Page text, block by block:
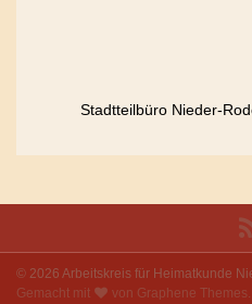
Stadtteilbüro Nieder-
© 2026 Arbeitskreis für Heimatkunde
Gemacht mit
von Graphene Themes.